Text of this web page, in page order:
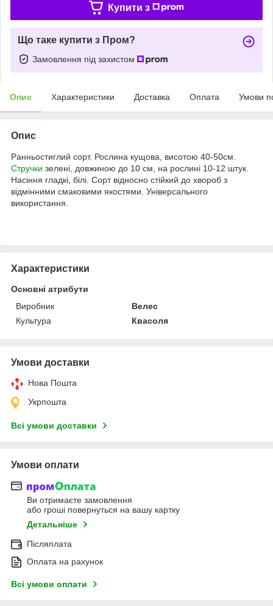
Купити з
Що таке купити з Пром?
Замовлення під захистом
Опис Характеристики Доставка Оплата Умови
Опис
Ранньостиглий сорт. Рослина кущова, висотою 40-50см.
Стручки зелені, довжиною до 10 см, на рослині 10-12 штук.
Насіння гладкі, білі. Сорт відносно стійкий до хвороб з
відмінними смаковими якостями. Універсального
використання.
Характеристики
Основні атрибути
Виробник
Велес
Культура
Квасоля
Умови доставки
Нова Пошта
Укрпошта
Всі умови доставки
Умови оплати
Ви отримаєте замовлення
або гроші повернуться на вашу картку
Детальніше
Післяплата
Оплата на рахунок
Всі умови оплати